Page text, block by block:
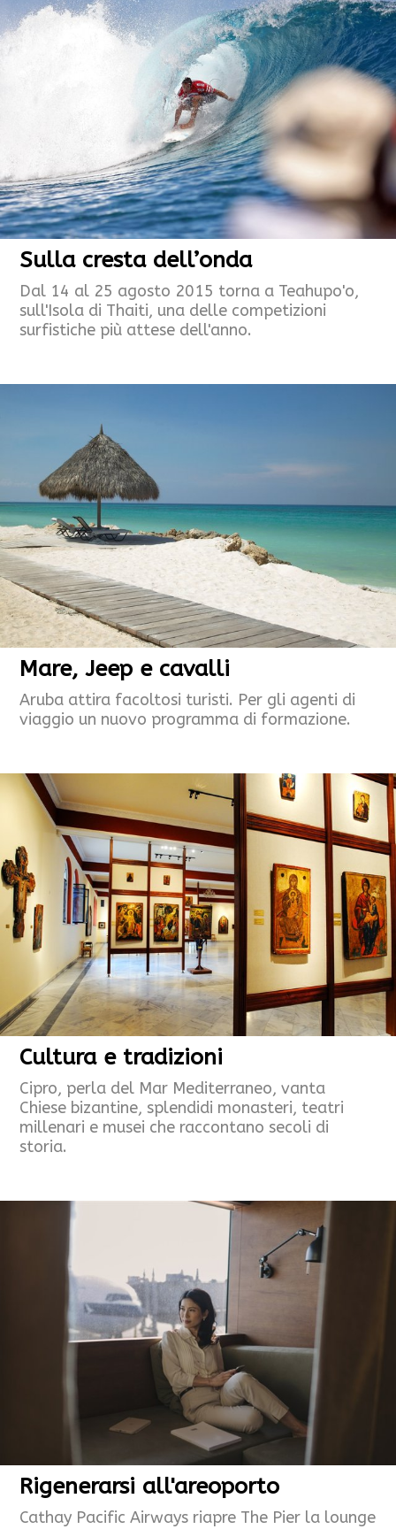
Sulla cresta dell’onda
Dal 14 al 25 agosto 2015 torna a Teahupo'o,
sull'Isola di Thaiti, una delle competizioni
surfistiche più attese dell'anno.
Mare, Jeep e cavalli
Aruba attira facoltosi turisti. Per gli agenti di
viaggio un nuovo programma di formazione.
Cultura e tradizioni
Cipro, perla del Mar Mediterraneo, vanta
Chiese bizantine, splendidi monasteri, teatri
millenari e musei che raccontano secoli di
storia.
Rigenerarsi all'areoporto
Cathay Pacific Airways riapre The Pier la lounge